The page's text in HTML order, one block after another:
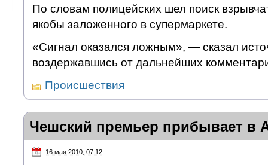
По словам полицейских шел поиск
якобы заложенного в супермаркете.
«Сигнал оказался ложным», — сказал
воздержавшись от дальнейших
Происшествия
Чешский премьер прибывает в
16 мая 2010, 07:12